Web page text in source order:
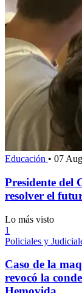
Educación • 07
Presidente del
resolver el
Lo más visto
1
Policiales y
Caso de la
revocó la